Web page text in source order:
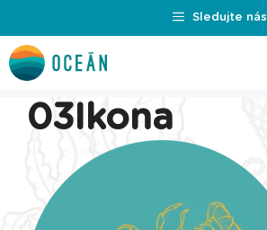
na
obsah
Sledujte nás
03Ikona